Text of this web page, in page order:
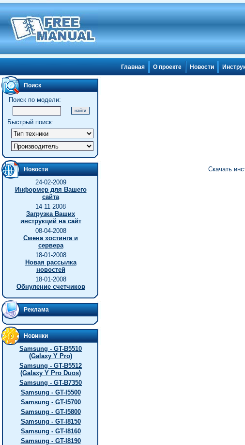
Главная О проекте Новости
Поиск
Поиск по модели:
Быстрый поиск:
Новости
24-02-2009
Информер для Вашего
сайта
14-11-2008
Загрузка Ваших
инструкций на сайт
08-04-2008
Смена хостинга и
сервера
18-01-2008
Новая рассылка
новостей
18-01-2008
Обнуление счетчиков
Реклама
Новинки
Samsung - GT-B5510
(Galaxy Y Pro)
Samsung - GT-B5512
(Galaxy Y Pro Duos)
Samsung - GT-B7350
Samsung - GT-I5500
Samsung - GT-I5700
Samsung - GT-I5800
Samsung - GT-I8150
Samsung - GT-I8160
Samsung - GT-I8190
Скачать